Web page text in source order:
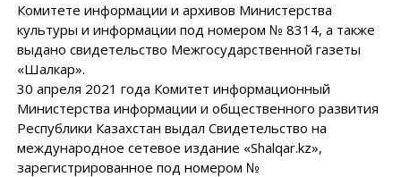
Комитете информации и архивов Министерства
культуры и информации под номером № 8314, а также
выдано свидетельство Межгосударственной газеты
«Шалкар».
30 апреля 2021 года Комитет информационный
Министерства информации и общественного развития
Республики Казахстан выдал Свидетельство на
международное сетевое издание «Shalqar.kz»,
зарегистрированное под номером №